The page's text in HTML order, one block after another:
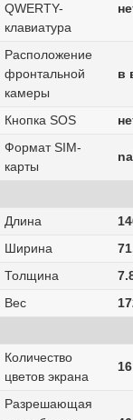
QWERTY-
клавиатура
Расположение
фронтальной
камеры
в
Кнопка SOS
Формат SIM-
карты
Длина
Ширина
Толщина
Вес
Количество
цветов экрана
Разрешающая